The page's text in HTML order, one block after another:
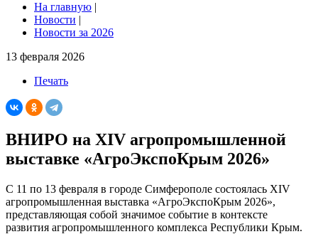
На главную |
Новости |
Новости за 2026
13 февраля 2026
Печать
ВНИРО на XIV агропромышленной
выставке «АгроЭкспоКрым 2026»
С 11 по 13 февраля в городе Симферополе состоялась XIV
агропромышленная выставка «АгроЭкспоКрым 2026»,
представляющая собой значимое событие в контексте
развития агропромышленного комплекса Республики Крым.